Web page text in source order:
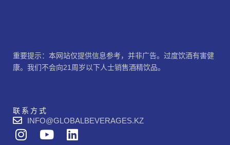
重要提示：本网站仅提供信息参考，并非广告。过度饮酒有害健
康。我们不会向21周岁以下人士销售酒精饮品。
联系方式
INFO@GLOBALBEVERAGES.KZ
I
Y
L